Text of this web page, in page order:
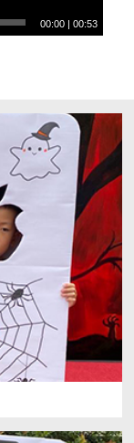
00:00 |00:53